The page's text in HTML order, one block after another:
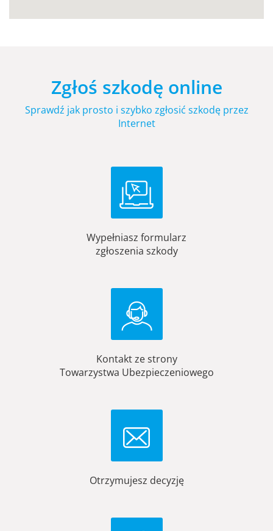
Zgłoś szkodę online
Sprawdź jak prosto i szybko zgłosić szkodę przez
Internet
Wypełniasz formularz
zgłoszenia szkody
Kontakt ze strony
Towarzystwa Ubezpieczeniowego
Otrzymujesz decyzję